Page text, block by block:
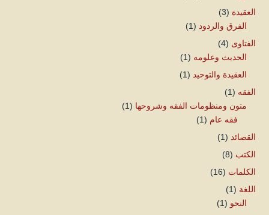
العقيدة (3)
الفرق والردود (1)
الفتاوى (4)
الحديث وعلومه (1)
العقيدة والتوحيد (1)
الفقه (1)
متون ومنظومات الفقه وشروحها (1)
فقه عام (1)
القصائد (1)
الكتب (8)
الكلمات (16)
اللغة (1)
النحو (1)